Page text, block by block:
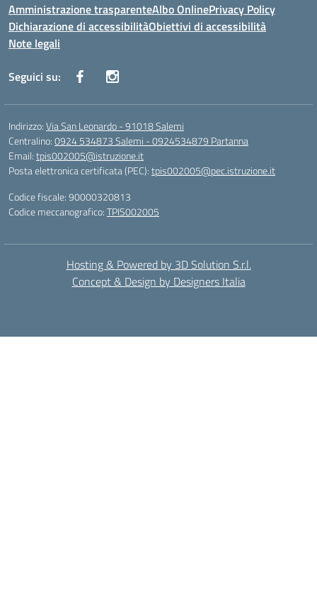
Amministrazione trasparenteAlbo OnlinePrivacy Policy
Dichiarazione di accessibilitàObiettivi di accessibilità
Note legali
Seguici su:
Indirizzo:Via San Leonardo - 91018 Salemi
Centralino:0924 534873 Salemi - 0924534879 Partanna
Email:tpis002005@istruzione.it
Posta elettronica certificata (PEC):tpis002005@pec.istruzione.it
Codice fiscale: 90000320813
Codice meccanografico:TPIS002005
Hosting & Powered by 3D Solution S.r.l.
Concept & Design by Designers Italia